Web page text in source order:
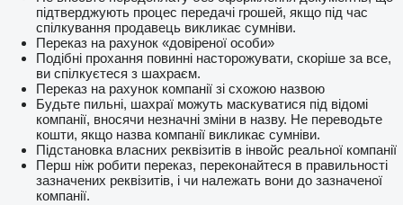
підтверджують процес передачі грошей, якщо під час
спілкування продавець викликає сумніви.
Переказ на рахунок «довіреної особи»
Подібні прохання повинні насторожувати, скоріше за все,
ви спілкуєтеся з шахраєм.
Переказ на рахунок компанії зі схожою назвою
Будьте пильні, шахраї можуть маскуватися під відомі
компанії, вносячи незначні зміни в назву. Не переводьте
кошти, якщо назва компанії викликає сумніви.
Підстановка власних реквізитів в інвойс реальної компанії
Перш ніж робити переказ, переконайтеся в правильності
зазначених реквізитів, і чи належать вони до зазначеної
компанії.